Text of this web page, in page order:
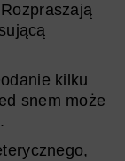
kilku
snem może